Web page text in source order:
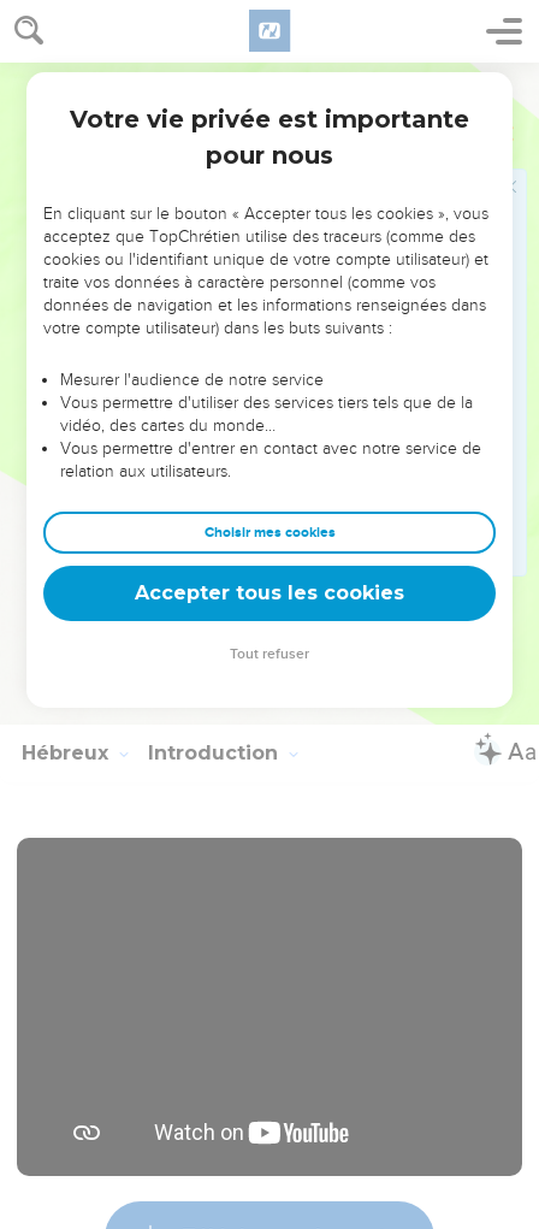
Philémon 1
18 S’il t’a fait quelque tort, ou s’il te doit quelque chose,
mets-le sur mon compte.
Moi Paul, je l’écris de ma propre main : je te le
rembourserai – pour ne pas dire que tu te dois toi-même à
Seigneur ; tranquillise mon cœur en Christ.
C’est en me fiant à ton obéissance que je t’écris, sachant
que tu feras même au-delà de ce que je dis.
En même temps, prépare-moi un logement, car j’espère
vous être rendu, grâce à vos prières.
Salutations finales
Épaphras, mon compagnon de captivité en Christ-Jésus,
te salue,
d’œuvre.
Que la grâce de notre Seigneur Jésus-Christ soit avec
votre esprit !
© Société biblique française – Bibli’O, 1978, avec autorisation. Pour vous procurer
Hébreux Introduction
Votre vie privée est importante
pour nous
En cliquant sur le bouton « Accepter tous les cookies », vous
acceptez que TopChrétien utilise des traceurs (comme des
cookies ou l'identifiant unique de votre compte utilisateur) et
traite vos données à caractère personnel (comme vos
données de navigation et les informations renseignées dans
votre compte utilisateur) dans les buts suivants :
Mesurer l'audience de notre service
Vous permettre d'utiliser des services tiers tels que de la
vidéo, des cartes du monde…
Vous permettre d'entrer en contact avec notre service de
relation aux utilisateurs.
Choisir mes cookies
Accepter tous les cookies
Tout refuser